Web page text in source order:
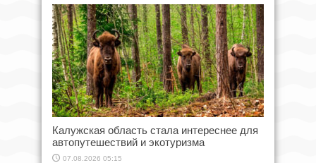
Калужская область стала интереснее для
автопутешествий и экотуризма
07.08.2026 05:15